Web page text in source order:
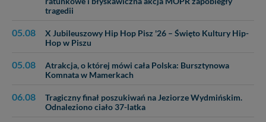
tragedii
05.08
X Jubileuszowy Hip Hop Pisz '26 – Święto Kultury Hip-
Hop w Piszu
05.08
Atrakcja, o której mówi cała Polska: Bursztynowa
Komnata w Mamerkach
06.08
Tragiczny finał poszukiwań na Jeziorze Wydmińskim.
Odnaleziono ciało 37-latka